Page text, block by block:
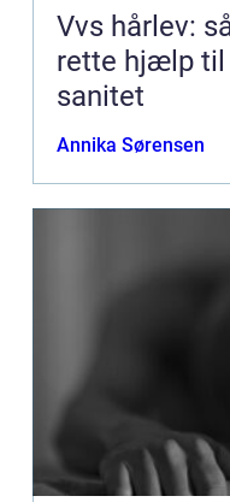
Vvs hårlev:
rette hjælp til
sanitet
Annika Sørensen